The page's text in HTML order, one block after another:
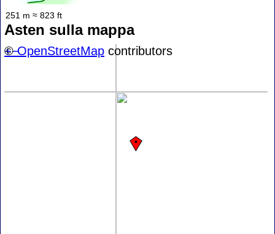
251 m ≈ 823 ft
Asten sulla mappa
+−
©OpenStreetMap contributors